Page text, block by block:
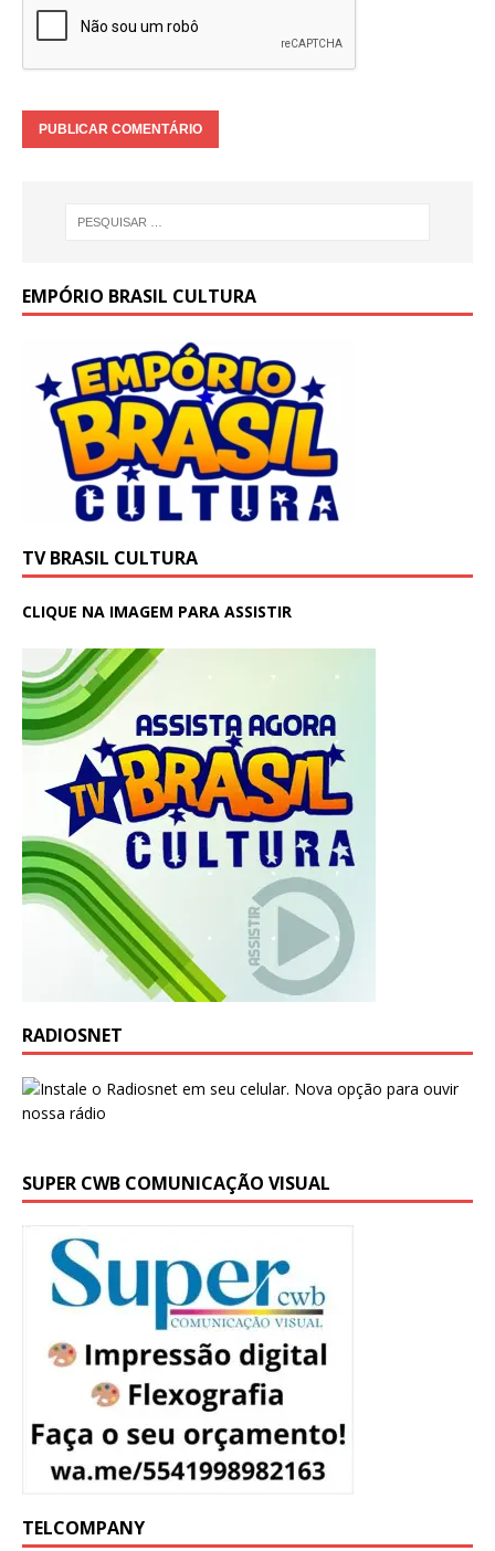
EMPÓRIO BRASIL CULTURA
TV BRASIL CULTURA
CLIQUE NA IMAGEM PARA ASSISTIR
RADIOSNET
SUPER CWB COMUNICAÇÃO VISUAL
TELCOMPANY